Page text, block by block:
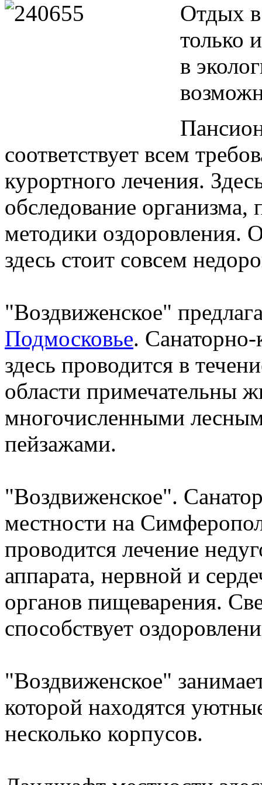
Отдых в
только
в
соответствует всем
курортного лечения.
обследование
методики оздоровления.
здесь стоит совсем
"Воздвиженское"
Подмосковье. Санаторно-
здесь проводится в
области примечательны
многочисленными
пейзажами.
"Воздвиженское".
местности на
проводится лечение
аппарата, нервной и
органов пищеварения.
способствует
"Воздвиженское"
которой находятся
несколько корпусов.